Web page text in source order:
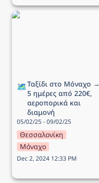
Ταξίδι στο Μόναχο → 5
🗺️Ταξίδι στο Μόναχο →
5 ημέρες από 220€,
αεροπορικά και
διαμονή
05/02/25 - 09/02/25
Θεσσαλονίκη
Μόναχο
Dec 2, 2024 12:33 PM